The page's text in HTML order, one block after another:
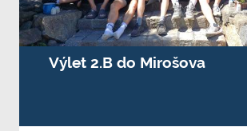
Výlet 2.B do Mirošova